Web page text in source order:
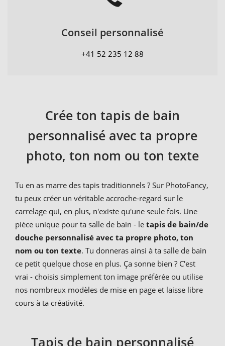
Conseil personnalisé
+41 52 235 12 88
Crée ton tapis de bain
personnalisé avec ta propre
photo, ton nom ou ton texte
Tu en as marre des tapis traditionnels ? Sur PhotoFancy,
tu peux créer un véritable accroche-regard sur le
carrelage qui, en plus, n'existe qu'une seule fois. Une
pièce unique pour ta salle de bain - le tapis de bain/de
douche personnalisé avec ta propre photo, ton
nom ou ton texte. Tu donneras ainsi à ta salle de bain
ce petit quelque chose en plus. Ça sonne bien ? C'est
vrai - choisis simplement ton image préférée ou utilise
nos nombreux modèles de mise en page et laisse libre
cours à ta créativité.
Tapis de bain personnalisé